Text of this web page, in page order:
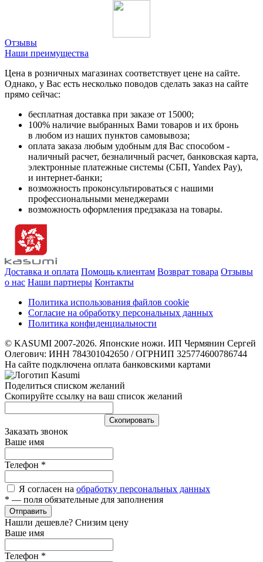
Отзывы
Наши преимущества
Цена в розничных магазинах соответствует цене на сайте.
Однако, у Вас есть несколько поводов сделать заказ на сайте
прямо сейчас:
бесплатная доставка при заказе от 15000;
100% наличие выбранных Вами товаров и их бронь
в любом из наших пунктов самовывоза;
оплата заказа любым удобным для Вас способом -
наличный расчет, безналичный расчет, банковская карта,
электронные платежные системы (СБП, Yandex Pay),
и интернет-банки;
возможность проконсультироваться с нашими
профессиональными менеджерами
возможность оформления предзаказа на товары.
Доставка и оплата Помощь клиентам Возврат товара Отзывы
о нас Наши партнеры Контакты
Политика использования файлов cookie
Согласие на обработку персональных данных
Политика конфиденциальности
© KASUMI 2007-2026. Японские ножи. ИП Чермянин Сергей
Олегович: ИНН 784301042650 / ОГРНИП 325774600786744
На сайте подключена оплата банковскими картами
Поделиться списком желаний
Скопируйте ссылку на ваш список желаний
Cкопировать
Заказать звонок
Ваше имя
Телефон *
Я согласен на обработку персональных данных
* — поля обязательные для заполнения
Отправить
Нашли дешевле? Снизим цену
Ваше имя
Телефон *